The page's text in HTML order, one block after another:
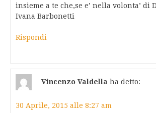
insieme a te che,se e’ nella volonta’ di
Ivana Barbonetti
Rispondi
Vincenzo Valdella ha detto:
30 Aprile, 2015 alle 8:27 am